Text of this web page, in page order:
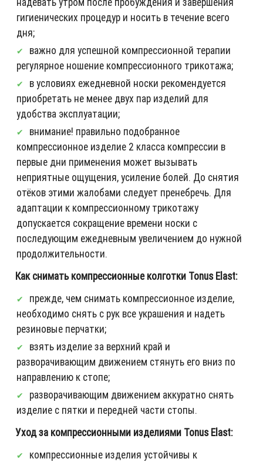
гигиенических процедур и носить в течение всего
дня;
важно для успешной компрессионной терапии
регулярное ношение компрессионного трикотажа;
в условиях ежедневной носки рекомендуется
приобретать не менее двух пар изделий для
удобства эксплуатации;
внимание! правильно подобранное
компрессионное изделие 2 класса компрессии в
первые дни применения может вызывать
неприятные ощущения, усиление болей. До снятия
отёков этими жалобами следует пренебречь. Для
адаптации к компрессионному трикотажу
допускается сокращение времени носки с
последующим ежедневным увеличением до нужной
продолжительности.
Как снимать компрессионные колготки Tonus Elast:
прежде, чем снимать компрессионное изделие,
необходимо снять с рук все украшения и надеть
резиновые перчатки;
взять изделие за верхний край и
разворачивающим движением стянуть его вниз по
направлению к стопе;
разворачивающим движением аккуратно снять
изделие с пятки и передней части стопы.
Уход за компрессионными изделиями Tonus Elast:
компрессионные изделия устойчивы к